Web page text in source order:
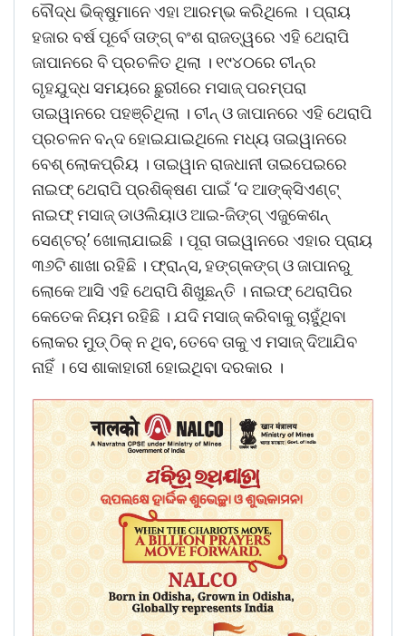
ବୌଦ୍ଧ ଭିକ୍ଷୁମାନେ ଏହା ଆରମ୍ଭ କରିଥିଲେ । ପ୍ରାୟ
ହଜାର ବର୍ଷ ପୂର୍ବେ ତାଙ୍ଗ୍‌ ବଂଶ ରାଜତ୍ୱରେ ଏହି ଥେରାପି
ଜାପାନରେ ବି ପ୍ରଚଳିତ ଥିଲା । ୧୯୪୦ରେ ଚୀନ୍‌ର
ଗୃହଯୁଦ୍ଧ ସମୟରେ ଛୁରୀରେ ମସାଜ୍‌ ପରମ୍ପରା
ତାଇୱାନରେ ପହଞ୍ଚିଥିଲା । ଚୀନ୍‌ ଓ ଜାପାନରେ ଏହି ଥେରାପି
ପ୍ରଚଳନ ବନ୍ଦ ହୋଇଯାଇଥିଲେ ମଧ୍ୟ ତାଇୱାନରେ
ବେଶ୍‌ ଲୋକପ୍ରିୟ । ତାଇୱାନ ରାଜଧାନୀ ତାଇପେଇରେ
ନାଇଫ୍‌ ଥେରାପି ପ୍ରଶିକ୍ଷଣ ପାଇଁ ‘ଦ ଆଙ୍କ୍‌ସିଏଣ୍ଟ୍‌
ନାଇଫ୍‌ ମସାଜ୍‌ ଡାଓଲିୟାଓ ଆଇ-ଜିଙ୍ଗ୍‌ ଏଜୁକେଶନ୍‌
ସେଣ୍ଟର୍‌’ ଖୋଲାଯାଇଛି । ପୂରା ତାଇୱାନରେ ଏହାର ପ୍ରାୟ
୩୬ଟି ଶାଖା ରହିଛି । ଫ୍ରାନ୍ସ, ହଙ୍ଗ୍‌କଙ୍ଗ୍‌ ଓ ଜାପାନରୁ
ଲୋକେ ଆସି ଏହି ଥେରାପି ଶିଖୁଛନ୍ତି । ନାଇଫ୍‌ ଥେରାପିର
କେତେକ ନିୟମ ରହିଛି । ଯଦି ମସାଜ୍‌ କରିବାକୁ ଚାହୁଁଥିବା
ଲୋକର ମୁଡ୍‌ ଠିକ୍‌ ନ ଥିବ, ତେବେ ତାକୁ ଏ ମସାଜ୍‌ ଦିଆଯିବ
ନାହିଁ । ସେ ଶାକାହାରୀ ହୋଇଥିବା ଦରକାର ।